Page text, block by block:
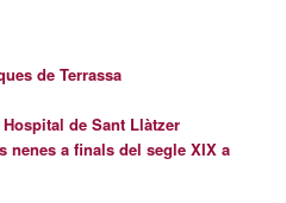
de Terrassa
de Sant Llàtzer
nenes a finals del segle XIX a